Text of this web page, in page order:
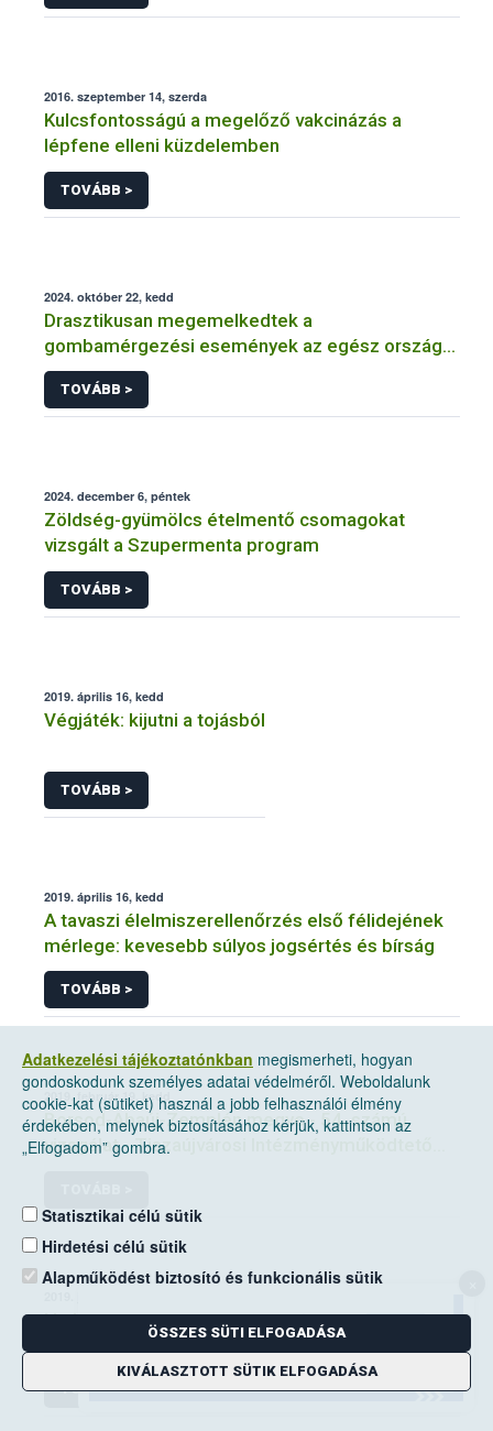
2016. szeptember 14, szerda
Kulcsfontosságú a megelőző vakcinázás a
lépfene elleni küzdelemben
TOVÁBB >
2024. október 22, kedd
Drasztikusan megemelkedtek a
gombamérgezési események az egész ország
területén!
TOVÁBB >
2024. december 6, péntek
Zöldség-gyümölcs ételmentő csomagokat
vizsgált a Szupermenta program
TOVÁBB >
2019. április 16, kedd
Végjáték: kijutni a tojásból
TOVÁBB >
2019. április 16, kedd
A tavaszi élelmiszerellenőrzés első félidejének
mérlege: kevesebb súlyos jogsértés és bírság
TOVÁBB >
2019. február 19, kedd
Borsod-Abaúj-Zemplén megye - 54. számú
vizsgálat - Tiszaújvárosi Intézményműködtető
főzőkonyhája - Tiszaújváros
Ne hagyj az autóban! – matricakampány
TOVÁBB >
Adatkezelési tájékoztatónkban megismerheti, hogyan
gondoskodunk személyes adatai védelméről. Weboldalunk
cookie-kat (sütiket) használ a jobb felhasználói élmény
érdekében, melynek biztosításához kérjük, kattintson az
„Elfogadom” gombra.
Statisztikai célú sütik
Hirdetési célú sütik
Alapműködést biztosító és funkcionális sütik
ÖSSZES SÜTI ELFOGADÁSA
KIVÁLASZTOTT SÜTIK ELFOGADÁSA